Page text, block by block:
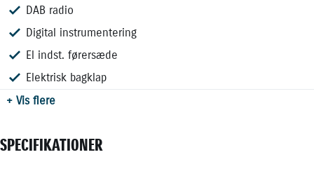
DAB radio
Digital instrumentering
El indst. førersæde
Elektrisk bagklap
+ Vis flere
SPECIFIKATIONER